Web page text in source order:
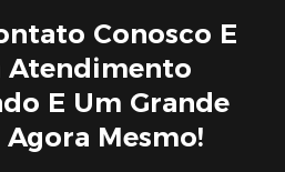
Conosco E
Atendimento
E Um Grande
Mesmo!